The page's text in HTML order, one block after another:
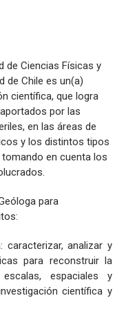
de Ciencias Físicas y
de Chile es un(a)
científica, que logra
por las
en las áreas de
y los distintos tipos
en cuenta los
para
caracterizar, analizar y
para reconstruir la
espaciales y
científica y